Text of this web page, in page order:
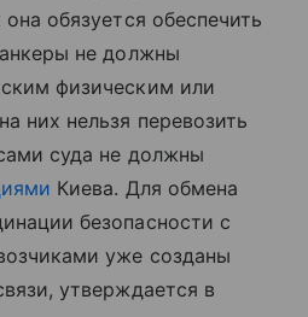
обязуется обеспечить
не должны
физическим или
них нельзя перевозить
суда не должны
Киева. Для обмена
безопасности с
уже созданы
утверждается в